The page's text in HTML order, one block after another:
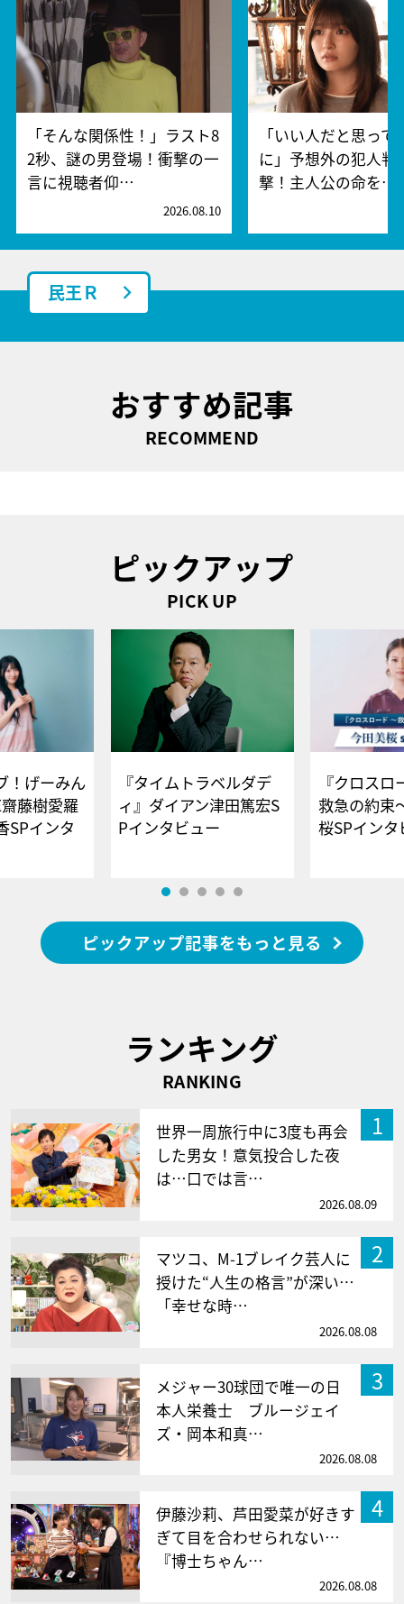
「そんな関係性！」ラスト8
2秒、謎の男登場！衝撃の一
言に視聴者仰…
2026.08.10
「いい人だと思って
に」予想外の犯人判
撃！主人公の命を…
民王Ｒ
おすすめ記事
RECOMMEND
ピックアップ
PICK UP
！げーみん
藤樹愛羅
SPインタ
『タイムトラベルダデ
ィ』ダイアン津田篤宏S
Pインタビュー
『クロス
救急の約束
桜SPイ
ピックアップ記事をもっと見る
ランキング
RANKING
1
世界一周旅行中に3度も再会
した男女！意気投合した夜
は…口では言…
2026.08.09
2
マツコ、M-1ブレイク芸人に
授けた“人生の格言”が深い…
「幸せな時…
2026.08.08
3
メジャー30球団で唯一の日
本人栄養士 ブルージェイ
ズ・岡本和真…
2026.08.08
4
伊藤沙莉、芦田愛菜が好きす
ぎて目を合わせられない…
『博士ちゃん…
2026.08.08